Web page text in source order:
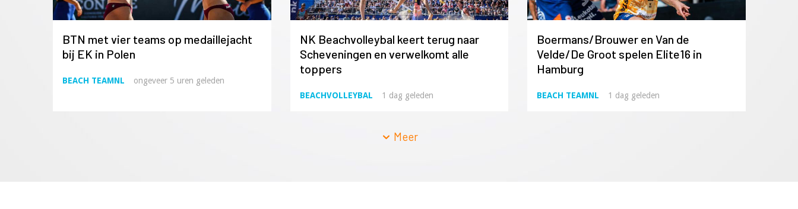
BTN met vier teams op medaillejacht
bij EK in Polen
BEACH TEAMNL ongeveer 5 uren geleden
NK Beachvolleybal keert terug naar
Scheveningen en verwelkomt alle
toppers
BEACHVOLLEYBAL 1 dag geleden
Boermans/Brouwer en Van de
Velde/De Groot spelen Elite16 in
Hamburg
BEACH TEAMNL 1 dag geleden
Meer